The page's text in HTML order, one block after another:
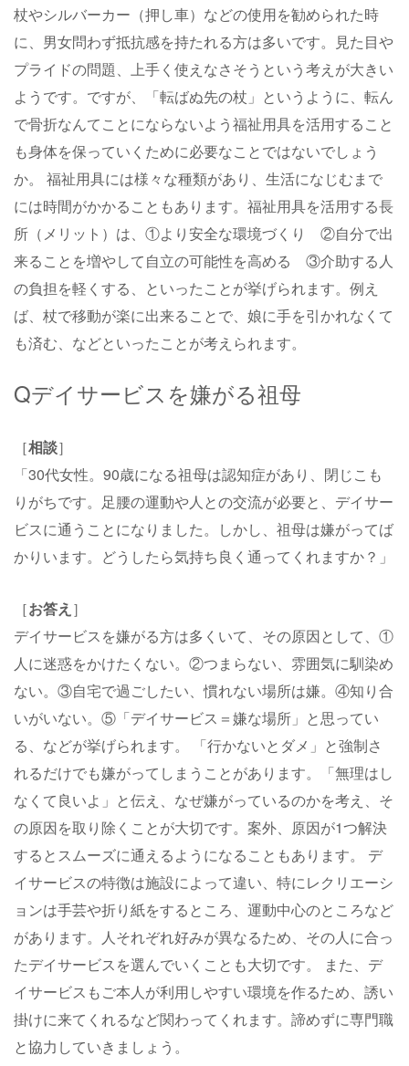
杖やシルバーカー（押し車）などの使用を勧められた時
に、男女問わず抵抗感を持たれる方は多いです。見た目や
プライドの問題、上手く使えなさそうという考えが大きい
ようです。ですが、「転ばぬ先の杖」というように、転ん
で骨折なんてことにならないよう福祉用具を活用すること
も身体を保っていくために必要なことではないでしょう
か。 福祉用具には様々な種類があり、生活になじむまで
には時間がかかることもあります。福祉用具を活用する長
所（メリット）は、①より安全な環境づくり ②自分で出
来ることを増やして自立の可能性を高める ③介助する人
の負担を軽くする、といったことが挙げられます。例え
ば、杖で移動が楽に出来ることで、娘に手を引かれなくて
も済む、などといったことが考えられます。
Qデイサービスを嫌がる祖母
［相談］
「30代女性。90歳になる祖母は認知症があり、閉じこも
りがちです。足腰の運動や人との交流が必要と、デイサー
ビスに通うことになりました。しかし、祖母は嫌がってば
かりいます。どうしたら気持ち良く通ってくれますか？」
［お答え ］
デイサービスを嫌がる方は多くいて、その原因として、①
人に迷惑をかけたくない。②つまらない、雰囲気に馴染め
ない。③自宅で過ごしたい、慣れない場所は嫌。④知り合
いがいない。⑤「デイサービス＝嫌な場所」と思ってい
る、などが挙げられます。 「行かないとダメ」と強制さ
れるだけでも嫌がってしまうことがあります。「無理はし
なくて良いよ」と伝え、なぜ嫌がっているのかを考え、そ
の原因を取り除くことが大切です。案外、原因が1つ解決
するとスムーズに通えるようになることもあります。 デ
イサービスの特徴は施設によって違い、特にレクリエーシ
ョンは手芸や折り紙をするところ、運動中心のところなど
があります。人それぞれ好みが異なるため、その人に合っ
たデイサービスを選んでいくことも大切です。 また、デ
イサービスもご本人が利用しやすい環境を作るため、誘い
掛けに来てくれるなど関わってくれます。諦めずに専門職
と協力していきましょう。